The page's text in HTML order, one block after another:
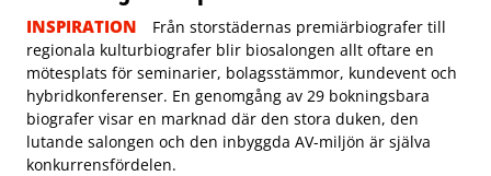
INSPIRATION
Från storstädernas premiärbiografer till
regionala kulturbiografer blir biosalongen allt oftare en
mötesplats för seminarier, bolagsstämmor, kundevent och
hybridkonferenser. En genomgång av 29 bokningsbara
biografer visar en marknad där den stora duken, den
lutande salongen och den inbyggda AV-miljön är själva
konkurrensfördelen.